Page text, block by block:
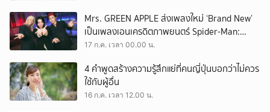
Mrs. GREEN APPLE ส่งเพลงใหม่ ‘Brand New’
เป็นเพลงเอนเครดิตภาพยนตร์ Spider-Man:
Brand New Day เวอร์ชันญี่ปุ่น
17 ก.ค. เวลา 00.00 น.
4 คำพูดสร้างความรู้สึกแย่ที่คนญี่ปุ่นบอกว่าไม่ควร
ใช้กับผู้อื่น
16 ก.ค. เวลา 12.00 น.